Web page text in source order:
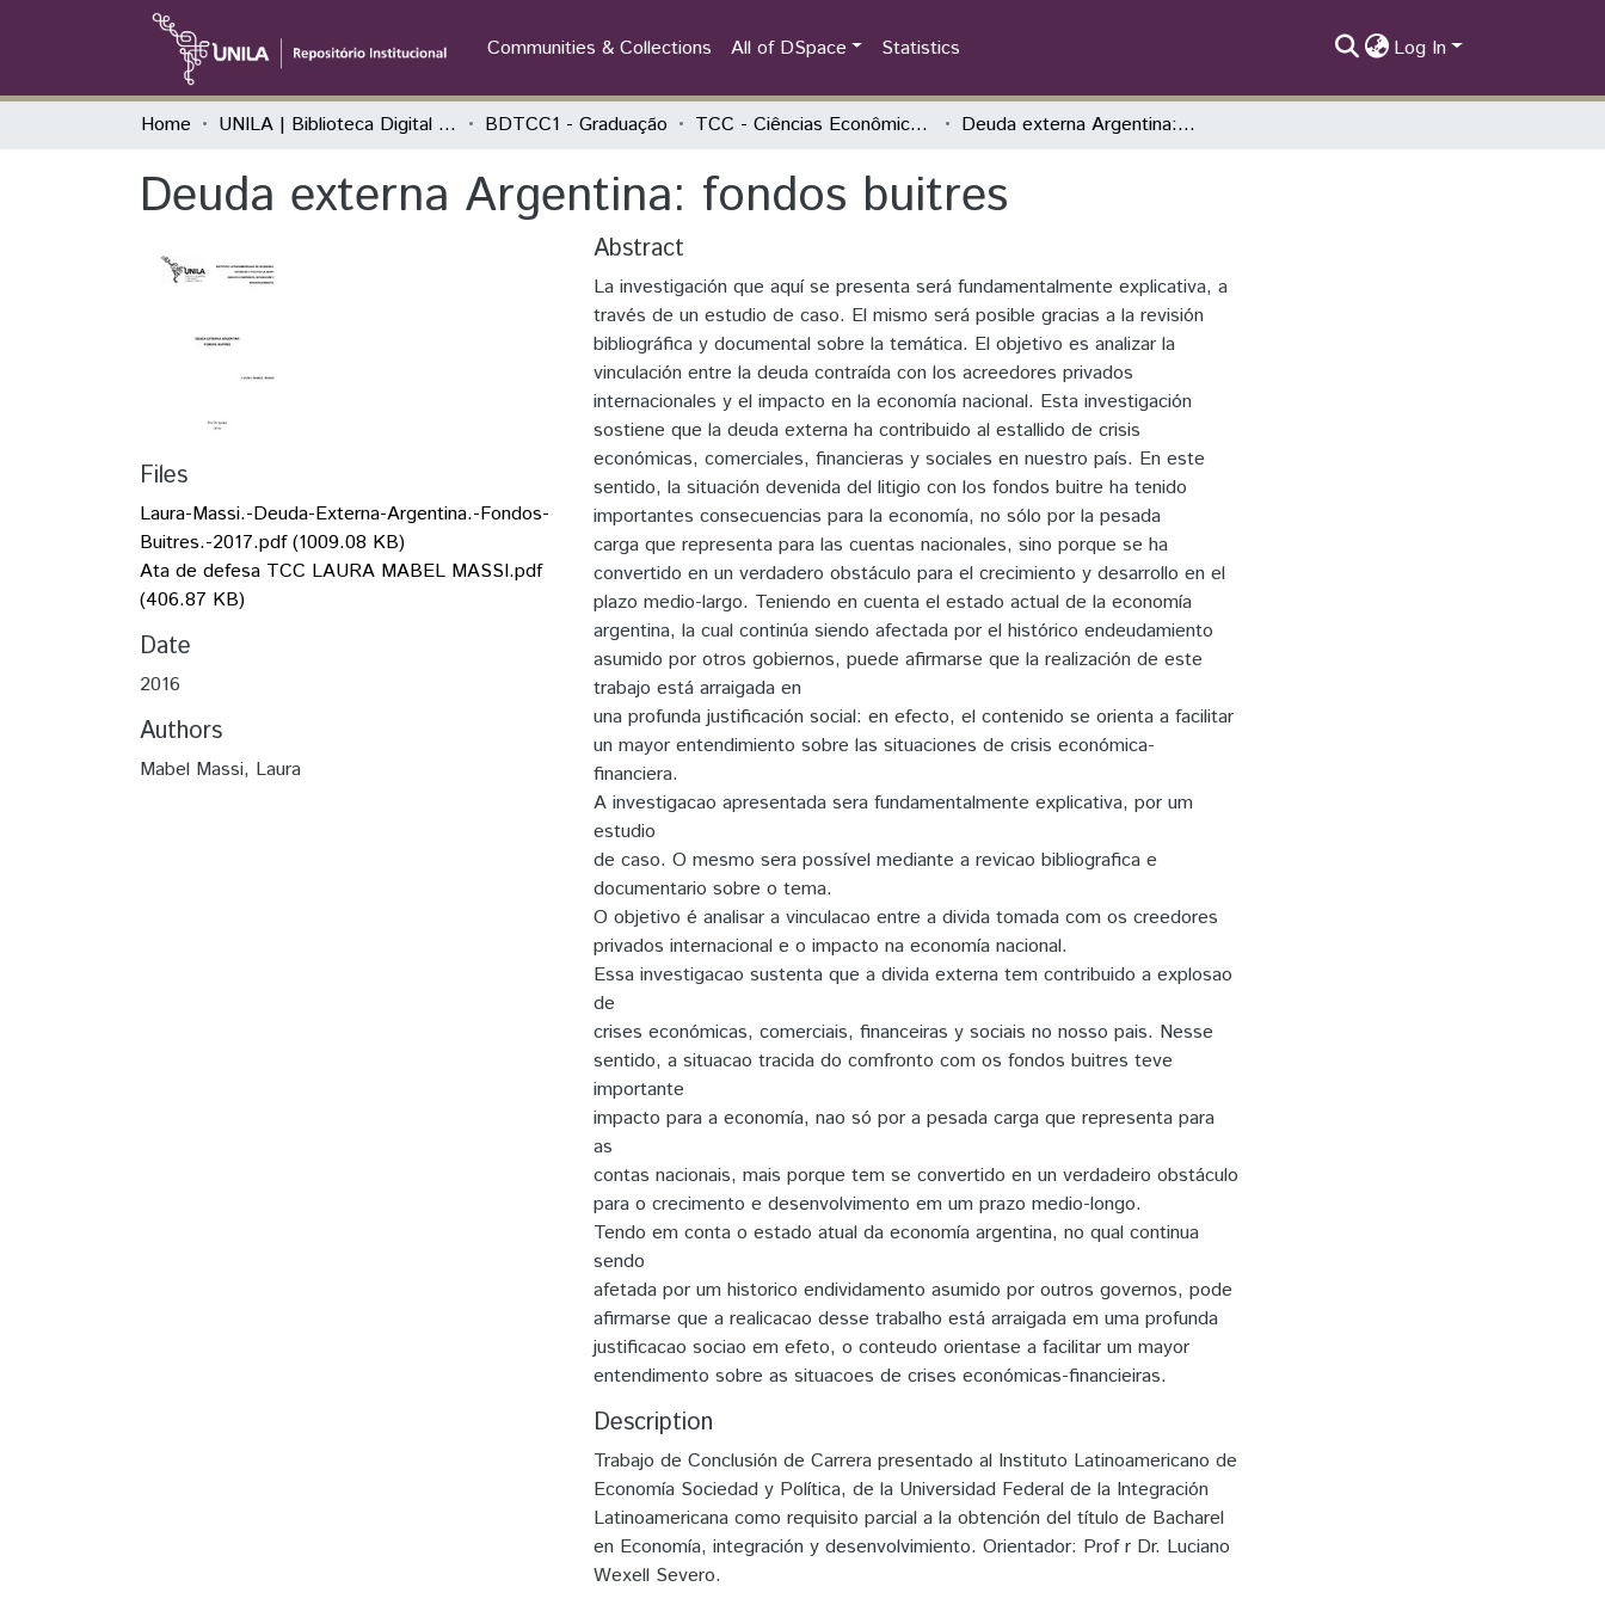
Communities & Collections All of DSpace Statistics Log In
Home UNILA | Biblioteca Digital de Trabalhos de Conclusão de Curso BDTCC1 - Graduação TCC - Ciências Econômicas - Economia, Integração e Desenvolvimento Deuda externa Argentina: fondos buitres
Deuda externa Argentina: fondos buitres
Files
Laura-Massi.-Deuda-Externa-Argentina.-Fondos-
Buitres.-2017.pdf(1009.08 KB)
Ata de defesa TCC LAURA MABEL MASSI.pdf
(406.87 KB)
Date
2016
Authors
Mabel Massi, Laura
Abstract
La investigación que aquí se presenta será fundamentalmente explicativa, a
través de un estudio de caso. El mismo será posible gracias a la revisión
bibliográfica y documental sobre la temática. El objetivo es analizar la
vinculación entre la deuda contraída con los acreedores privados
internacionales y el impacto en la economía nacional. Esta investigación
sostiene que la deuda externa ha contribuido al estallido de crisis
económicas, comerciales, financieras y sociales en nuestro país. En este
sentido, la situación devenida del litigio con los fondos buitre ha tenido
importantes consecuencias para la economía, no sólo por la pesada
carga que representa para las cuentas nacionales, sino porque se ha
convertido en un verdadero obstáculo para el crecimiento y desarrollo en el
plazo medio-largo. Teniendo en cuenta el estado actual de la economía
argentina, la cual continúa siendo afectada por el histórico endeudamiento
asumido por otros gobiernos, puede afirmarse que la realización de este
trabajo está arraigada en
una profunda justificación social: en efecto, el contenido se orienta a facilitar
un mayor entendimiento sobre las situaciones de crisis económica-
financiera.
A investigacao apresentada sera fundamentalmente explicativa, por um
estudio
de caso. O mesmo sera possível mediante a revicao bibliografica e
documentario sobre o tema.
O objetivo é analisar a vinculacao entre a divida tomada com os creedores
privados internacional e o impacto na economía nacional.
Essa investigacao sustenta que a divida externa tem contribuido a explosao
de
crises económicas, comerciais, financeiras y sociais no nosso pais. Nesse
sentido, a situacao tracida do comfronto com os fondos buitres teve
importante
impacto para a economía, nao só por a pesada carga que representa para
as
contas nacionais, mais porque tem se convertido en un verdadeiro obstáculo
para o crecimento e desenvolvimento em um prazo medio-longo.
Tendo em conta o estado atual da economía argentina, no qual continua
sendo
afetada por um historico endividamento asumido por outros governos, pode
afirmarse que a realicacao desse trabalho está arraigada em uma profunda
justificacao sociao em efeto, o conteudo orientase a facilitar um mayor
entendimento sobre as situacoes de crises económicas-financieiras.
Description
Trabajo de Conclusión de Carrera presentado al Instituto Latinoamericano de
Economía Sociedad y Política, de la Universidad Federal de la Integración
Latinoamericana como requisito parcial a la obtención del título de Bacharel
en Economía, integración y desenvolvimiento. Orientador: Prof r Dr. Luciano
Wexell Severo.